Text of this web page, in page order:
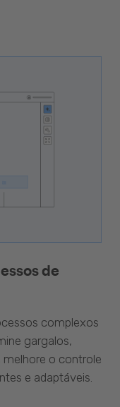
de
complexos
gargalos,
melhore o controle
e adaptáveis.